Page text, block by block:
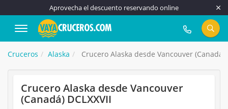
Aprovecha el descuento reservando online
917 815 555
Cruceros Alaska Crucero Alaska desde Vancouver (Canadá)
Crucero Alaska desde Vancouver
(Canadá) DCLXXVII